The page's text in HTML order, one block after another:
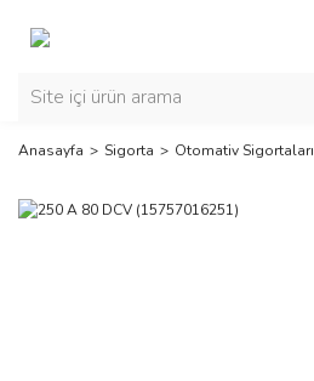
Anasayfa Sigorta Otomativ Sigortaları